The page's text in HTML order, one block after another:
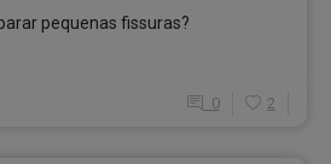
pequenas fissuras?
0 2